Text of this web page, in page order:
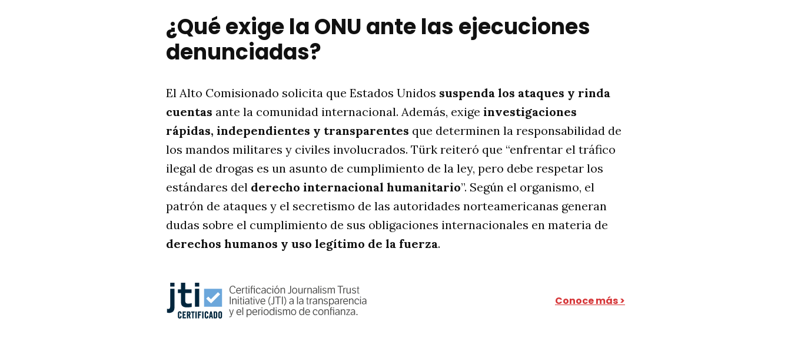
¿Qué exige la ONU ante las ejecuciones
denunciadas?
El Alto Comisionado solicita que Estados Unidos suspenda los ataques y rinda
cuentas ante la comunidad internacional. Además, exige investigaciones
rápidas, independientes y transparentes que determinen la responsabilidad de
los mandos militares y civiles involucrados. Türk reiteró que “enfrentar el tráfico
ilegal de drogas es un asunto de cumplimiento de la ley, pero debe respetar los
estándares del derecho internacional humanitario”. Según el organismo, el
patrón de ataques y el secretismo de las autoridades norteamericanas generan
dudas sobre el cumplimiento de sus obligaciones internacionales en materia de
derechos humanos y uso legítimo de la fuerza.
Conoce más >